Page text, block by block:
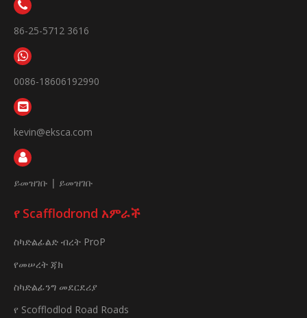
86-25-5712 3616
0086-18606192990
kevin@eksca.com
ይመዝገቡ | ይመዝገቡ
የ Scafflodrond አምራች
ስካድልፊልድ ብረት ProP
የመሠረት ጃክ
ስካድልፊንግ መደርደሪያ
የ Scofflodlod Road Roads